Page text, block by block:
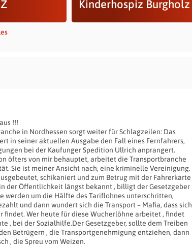
Kinderhospiz Burgholz
!!!
in Nordhessen sorgt weiter für Schlagzeilen: Das
in seiner aktuellen Ausgabe den Fall eines Fernfahrers,
bei der Kaufunger Spedition Ullrich anprangert.
öfters von mir behauptet, arbeitet die Transportbranche
Sie ist meiner Ansicht nach, eine kriminelle Vereinigung.
schikaniert und zum Betrug mit der Fahrerkarte
der Öffentlichkeit längst bekannt , billigt der Gesetzgeber
werden um die Hälfte des Tariflohnes unterschritten,
und dann wundert sich die Transport – Mafia, dass sich
findet. Wer heute für diese Wucherlöhne arbeitet , findet
, bei der Sozialhilfe.Der Gesetzgeber, sollte dem Treiben
Betrügern , die Transportgenehmigung entziehen, dann
, die Spreu vom Weizen.